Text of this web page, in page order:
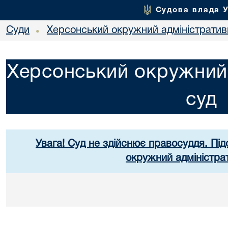
Судова влада
Суди • Херсонський окружний
Херсонський окружний
суд
Увага! Суд не здійснює правосуддя.
окружний